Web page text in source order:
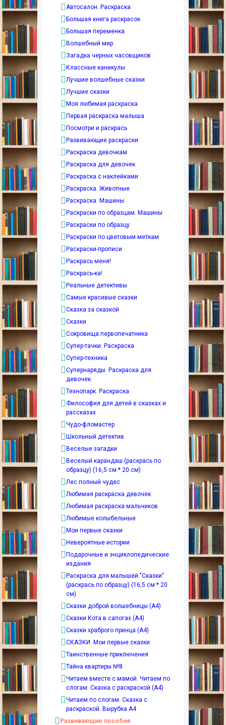
Автосалон. Раскраска
Большая книга раскрасок
Большая переменка
Волшебный мир
Загадка черных часовщиков
Классные каникулы
Лучшие волшебные сказки
Лучшие сказки
Моя любимая раскраска
Первая раскраска малыша
Посмотри и раскрась
Развивающие раскраски
Раскраска девочкам
Раскраска для девочек
Раскраска с наклейками
Раскраска. Животные
Раскраска. Машины
Раскраски по образцам. Машины
Раскраски по образцу
Раскраски по цветовым меткам
Раскраски-прописи
Раскрась меня!
Раскрась-ка!
Реальные детективы
Самые красивые сказки
Сказка за сказкой
Сказки
Сокровища первопечатника
Супер-тачки. Раскраска
Супер-техника
Супернаряды. Раскраска для
девочек
Технопарк. Раскраска
Философия для детей в сказках и
рассказах
Чудо-фломастер
Школьный детектив
Веселые загадки
Веселый карандаш (раскрась по
образцу) (16,5 см * 20 см)
Лес полный чудес
Любимая раскраска девочек
Любимая раскраска мальчиков
Любимые колыбельные
Мои первые сказки
Невероятные истории
Подарочные и энциклопедические
издания
Раскраска для малышей "Сказки"
(раскрась по образцу) (16,5 см * 20
см)
Сказки доброй волшебницы (А4)
Сказки Кота в сапогах (А4)
Сказки храброго принца (А4)
СКАЗКИ. Мои первые сказки
Таинственные приключения
Тайна квартиры №8
Читаем вместе с мамой. Читаем по
слогам. Сказка с раскраской (А4)
Читаем по слогам. Сказка с
раскраской. Вырубка А4
Развивающие пособия